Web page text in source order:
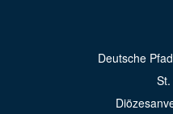
Deutsche